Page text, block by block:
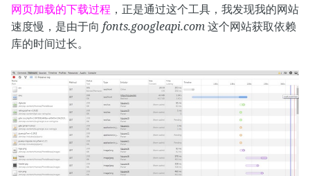
网页加载的下载过程 ，正是通过这个工具，我发现我的网站
速度慢，是由于向 fonts.googleapi.com这个网站获取依赖
库的时间过长。